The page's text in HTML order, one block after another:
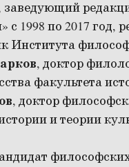
заведующий
1998 по 2017 год,
Института
, доктор
факультета
, доктор
и теории